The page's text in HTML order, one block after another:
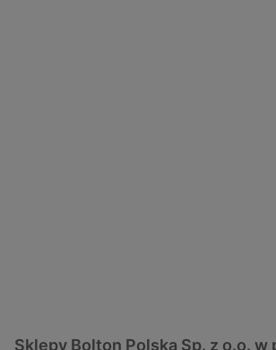
Sklepy Bolton Polska Sp. z o.o. w